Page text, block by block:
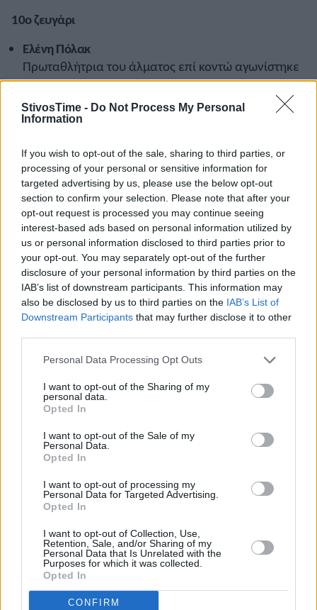
StivosTime - Do Not Process My Personal
Information
If you wish to opt-out of the sale, sharing to third parties, or
processing of your personal or sensitive information for
targeted advertising by us, please use the below opt-out
section to confirm your selection. Please note that after your
opt-out request is processed you may continue seeing
interest-based ads based on personal information utilized by
us or personal information disclosed to third parties prior to
your opt-out. You may separately opt-out of the further
disclosure of your personal information by third parties on the
IAB’s list of downstream participants. This information may
also be disclosed by us to third parties on the IAB’s List of
Downstream Participants that may further disclose it to other
Personal Data Processing Opt Outs
I want to opt-out of the Sharing of my
personal data.
Opted In
I want to opt-out of the Sale of my
Personal Data.
Opted In
I want to opt-out of processing my
Personal Data for Targeted Advertising.
Opted In
I want to opt-out of Collection, Use,
Retention, Sale, and/or Sharing of my
Personal Data that Is Unrelated with the
Purposes for which it was collected.
Opted In
CONFIRM
10ο ζευγάρι
Ελένη Πόλακ
Πρωταθλήτρια του άλματος επί κοντώ αγωνίστηκε
στους Ολυμπιακούς Αγώνες του Τόκιο 2020, ενώ
ήταν 5η στο Ευρωπαϊκό Πρωτάθλημα κλειστού του
2021.
Αλέξανδρος Αντωνίου
Μέλος της θεραπευτικής Κοινότητας ΚΕΘΕΑ
«Παρέμβαση», της οποίας το πρόγραμμα έχει
έδρα τη Ραφήνα.
11ο ζευγάρι
Αλέξανδρος Παπαμιχαήλ
Πρωταθλητής του βάδην, 18 φορές Πανελληνιονίκης σε
ανοιχτό και κλειστό στίβο και κάτοχος τεσσάρων
πανελληνίων ρεκόρ με συμμετοχές σε διεθνείς
διοργανώσεις από το 2006 και τρεις συμμετοχές σε
Ολυμπιακούς Αγώνες (Λονδίνο, Ρίο, Τόκιο).
Χριστίνα Κλεφτάκη
Αθλήτρια του Συλλόγου «Τελμησσός Μαραθώνα», του
Αυθεντικού Συλλόγου Μαραθωνοδρόμων όπως
αποκαλείται το σωματείο.
12ο ζευγάρι
Κώστας Δήμας
Μαραθωνοδρόμος του Συλλόγου «Μιλτιάδης»
Μαραθώνα, που αφορά κυρίως σε αγωνίσματα και
αθλήματα αντοχής. Νοσηλευτής σε δημόσιο
νοσοκομείο.